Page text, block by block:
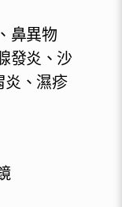
鼻異物
發炎、沙
炎、濕疹